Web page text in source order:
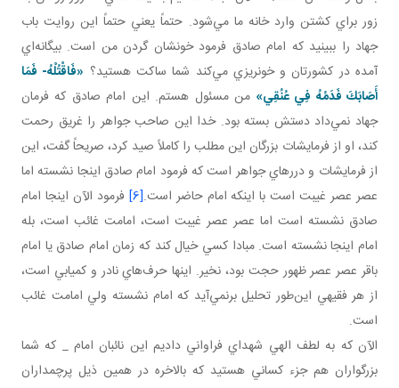
زور براي کشتن وارد خانه ما مي‌شود. حتماً يعني حتماً اين روايت باب
جهاد را ببينيد که امام صادق فرمود خونشان گردن من است. بيگانه‌اي
آمده در کشورتان و خونريزي مي‌کند شما ساکت هستيد؟ «فَاقْتُلْهُ- فَمَا
أَصَابَكَ فَدَمُهُ فِي عُنُقِي» من مسئول هستم. اين امام صادق که فرمان
جهاد نمي‌داد دستش بسته بود. خدا اين صاحب جواهر را غريق رحمت
کند، او از فرمايشات بزرگان اين مطلب را کاملاً صيد کرد، صريحاً گفت، اين
از فرمايشات و دررهاي جواهر است که فرمود امام صادق اينجا نشسته اما
عصر عصر غيبت است با اينکه امام حاضر است.[6]
فرمود الآن اينجا امام
صادق نشسته است اما عصر عصر غيبت است، امامت غائب است، بله
امام اينجا نشسته است. مبادا کسي خيال کند که زمان امام صادق يا امام
باقر عصر عصر ظهور حجت بود، نخير. اينها حرف‌هاي نادر و کميابي است،
از هر فقيهي اين‌طور تحليل برنمي‌آيد که امام نشسته ولي امامت غائب
است.
الآن که به لطف الهي شهداي فراواني داديم اين نائبان امام _ که شما
بزرگواران هم جزء کساني هستيد که بالاخره در همين ذيل پرچمداران